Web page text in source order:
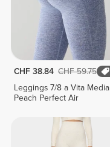
CHF 38.84 CHF 59.75
Leggings 7/8 a Vita Media
Peach Perfect Air